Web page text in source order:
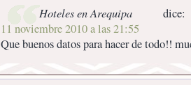
Hoteles en Arequipa
dice:
11 noviembre 2010 a las 21:55
Que buenos datos para hacer de todo!!